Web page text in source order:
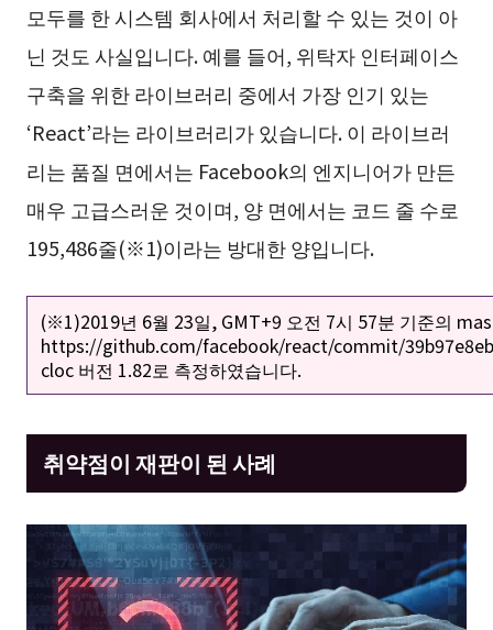
모두를 한 시스템 회사에서 처리할 수 있는 것이 아
닌 것도 사실입니다. 예를 들어, 위탁자 인터페이스
구축을 위한 라이브러리 중에서 가장 인기 있는
‘React’라는 라이브러리가 있습니다. 이 라이브러
리는 품질 면에서는 Facebook의 엔지니어가 만든
매우 고급스러운 것이며, 양 면에서는 코드 줄 수로
195,486줄(※1)이라는 방대한 양입니다.
(※1)2019년 6월 23일, GMT+9 오전 7시 57분 기준의
https://github.com/facebook/react/commit/
cloc 버전 1.82로 측정하였습니다.
취약점이 재판이 된 사례